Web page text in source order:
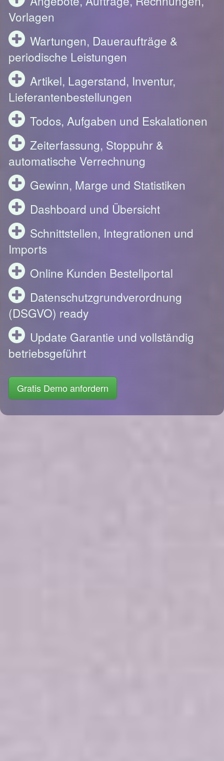
Vorlagen
Wartungen, Daueraufträge &
periodische Leistungen
Artikel, Lagerstand, Inventur,
Lieferantenbestellungen
Todos, Aufgaben und Eskalationen
Zeiterfassung, Stoppuhr &
automatische Verrechnung
Gewinn, Marge und Statistiken
Dashboard und Übersicht
Schnittstellen, Integrationen und
Imports
Online Kunden Bestellportal
Datenschutzgrundverordnung
(DSGVO) ready
Update Garantie und vollständig
betriebsgeführt
Gratis Demo anfordern